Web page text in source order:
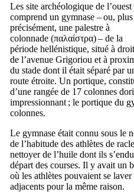
Les site archéologique de l’ouest
comprend un gymnase – ou, plus
précisément, une palestre à
colonnade (παλαίστρα) – de la
période hellénistique, situé à
de l’avenue Grigoriou et à
du stade dont il était séparé par
route étroite. Un portique,
d’une rangée de 17 colonnes
impressionnant ; le portique du
colonnes.
Le gymnase était connu sous le
de l’habitude des athlètes de
nettoyer de l’huile dont ils
départ des courses. Il y avait un
où les athlètes pouvaient se
adjacents pour la même raison.